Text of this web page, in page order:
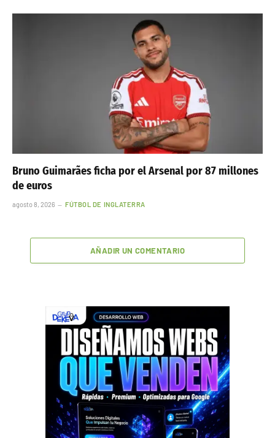
Bruno Guimarães ficha por el Arsenal por 87 millones
de euros
agosto 8, 2026 FÚTBOL DE INGLATERRA
AÑADIR UN COMENTARIO